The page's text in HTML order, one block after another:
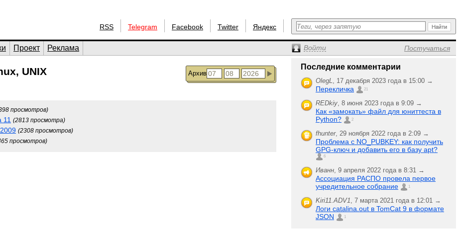
RSS Telegram Facebook Twitter Яндекс
Проект Реклама Войти Постучаться
Архив
UNIX
просмотров)
11 (2813 просмотра)
(2308 просмотров)
просмотров)
Последние комментарии
OlegL, 17 декабря 2023 года в 15:00 →
Перекличка 21
REDkiy, 8 июня 2023 года в 9:09 →
Как «замокать» файл для юниттеста в
Python?
2
fhunter, 29 ноября 2022 года в 2:09 →
Проблема с NO_PUBKEY: как получить
GPG-ключ и добавить его в базу apt?
6
Иванн, 9 апреля 2022 года в 8:31 →
Ассоциация РАСПО провела первое
учредительное собрание
1
Kiri11.ADV1, 7 марта 2021 года в 12:01 →
Логи catalina.out в TomCat 9 в формате
JSON
1